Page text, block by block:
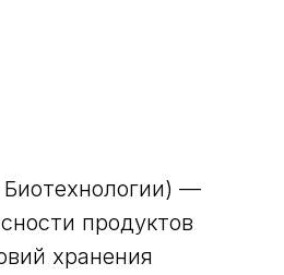
—
продуктов
хранения